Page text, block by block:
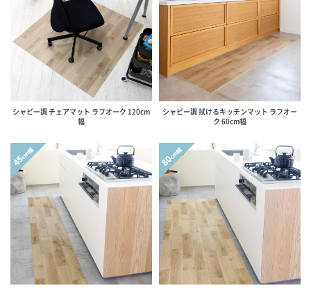
シャビー調 チェアマット ラフオーク 120cm
幅
シャビー調 拭けるキッチンマット ラフオー
ク 60cm幅
45cm幅 80cm幅